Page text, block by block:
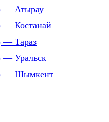
— Атырау
— Костанай
— Тараз
— Уральск
— Шымкент